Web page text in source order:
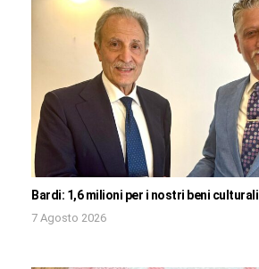
Bardi: 1,6 milioni per i nostri beni culturali
7 Agosto 2026